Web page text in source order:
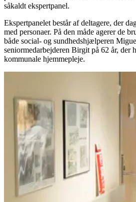
såkaldt ekspertpanel.
Ekspertpanelet består af deltagere, der
med personaer. På den måde agerer de
både social- og sundhedshjælperen
seniormedarbejderen Birgit på 62 år, der
kommunale hjemmepleje.